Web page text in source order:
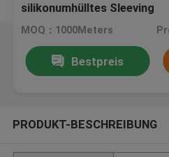
silikonumhülltes Sleeving
MOQ：1000Meters
Bestpreis
PRODUKT-BESCHREIBUNG